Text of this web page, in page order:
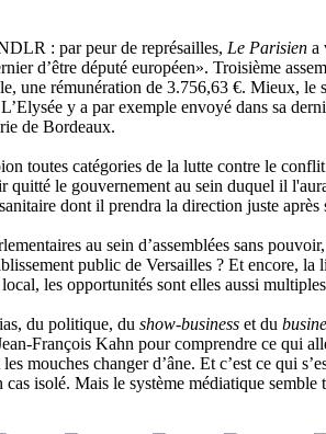
: par peur de représailles, Le Parisien a
d’être député européen». Troisième
une rémunération de 3.756,63 €. Mieux, le
y a par exemple envoyé dans sa
de Bordeaux.
toutes catégories de la lutte contre le
le gouvernement au sein duquel il
dont il prendra la direction juste après
au sein d’assemblées sans
public de Versailles ? Et encore,
les opportunités sont elles aussi
du politique, du show-business et du
François Kahn pour comprendre ce qui
mouches changer d’âne. Et c’est ce qui
isolé. Mais le système médiatique